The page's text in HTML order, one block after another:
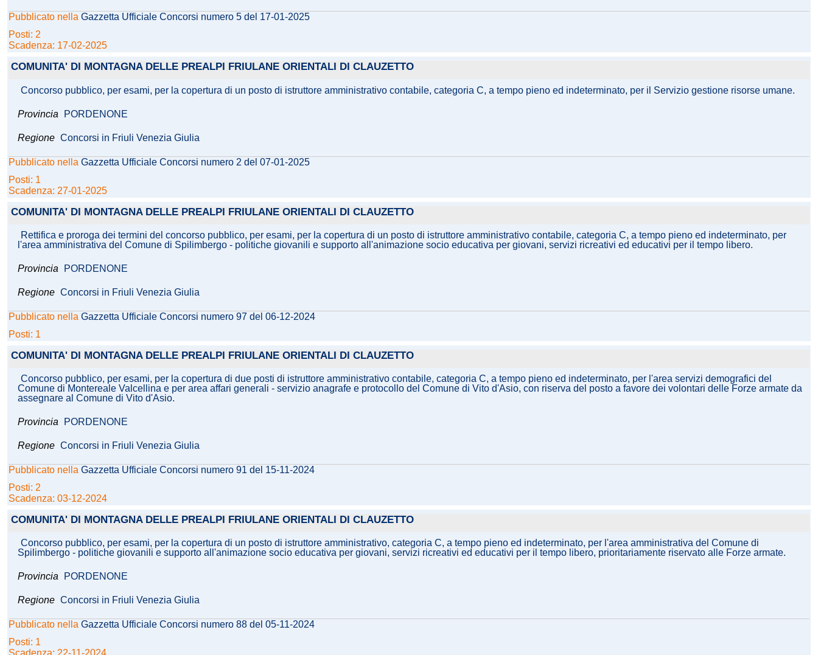
Pubblicato nella Gazzetta Ufficiale Concorsi numero 5 del 17-01-2025
Posti: 2
Scadenza: 17-02-2025
COMUNITA' DI MONTAGNA DELLE PREALPI FRIULANE ORIENTALI DI CLAUZETTO
Concorso pubblico, per esami, per la copertura di un posto di istruttore amministrativo contabile, categoria C, a tempo pieno ed indeterminato, per il Servizio gestione risorse umane.
Provincia PORDENONE
Regione Concorsi in Friuli Venezia Giulia
Pubblicato nella Gazzetta Ufficiale Concorsi numero 2 del 07-01-2025
Posti: 1
Scadenza: 27-01-2025
COMUNITA' DI MONTAGNA DELLE PREALPI FRIULANE ORIENTALI DI CLAUZETTO
Rettifica e proroga dei termini del concorso pubblico, per esami, per la copertura di un posto di istruttore amministrativo contabile, categoria C, a tempo pieno ed indeterminato, per
l'area amministrativa del Comune di Spilimbergo - politiche giovanili e supporto all'animazione socio educativa per giovani, servizi ricreativi ed educativi per il tempo libero.
Provincia PORDENONE
Regione Concorsi in Friuli Venezia Giulia
Pubblicato nella Gazzetta Ufficiale Concorsi numero 97 del 06-12-2024
Posti: 1
COMUNITA' DI MONTAGNA DELLE PREALPI FRIULANE ORIENTALI DI CLAUZETTO
Concorso pubblico, per esami, per la copertura di due posti di istruttore amministrativo contabile, categoria C, a tempo pieno ed indeterminato, per l'area servizi demografici del
Comune di Montereale Valcellina e per area affari generali - servizio anagrafe e protocollo del Comune di Vito d'Asio, con riserva del posto a favore dei volontari delle Forze armate da
assegnare al Comune di Vito d'Asio.
Provincia PORDENONE
Regione Concorsi in Friuli Venezia Giulia
Pubblicato nella Gazzetta Ufficiale Concorsi numero 91 del 15-11-2024
Posti: 2
Scadenza: 03-12-2024
COMUNITA' DI MONTAGNA DELLE PREALPI FRIULANE ORIENTALI DI CLAUZETTO
Concorso pubblico, per esami, per la copertura di un posto di istruttore amministrativo, categoria C, a tempo pieno ed indeterminato, per l'area amministrativa del Comune di
Spilimbergo - politiche giovanili e supporto all'animazione socio educativa per giovani, servizi ricreativi ed educativi per il tempo libero, prioritariamente riservato alle Forze armate.
Provincia PORDENONE
Regione Concorsi in Friuli Venezia Giulia
Pubblicato nella Gazzetta Ufficiale Concorsi numero 88 del 05-11-2024
Posti: 1
Scadenza: 22-11-2024